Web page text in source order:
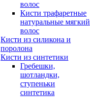
волос
Кисти трафаретные
натуральные мягкий
волос
Кисти из силикона и
поролона
Кисти из синтетики
Гребешки,
шотландки,
ступеньки
синтетика